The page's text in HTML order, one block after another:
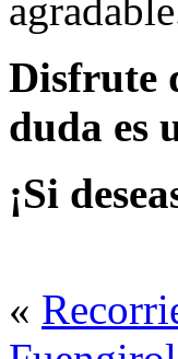
Disfrute
duda es
¡Si
«